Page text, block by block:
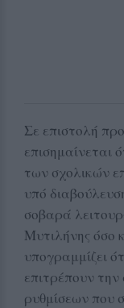
Σε επιστολή
επισημαίνεται
των σχολικών
υπό
σοβαρά
Μυτιλήνης όσο
υπογραμμίζει
επιτρέπουν
ρυθμίσεων που